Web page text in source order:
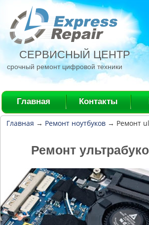
СЕРВИСНЫЙ ЦЕНТР
срочный ремонт цифровой техники
Главная Контакты
Главная → Ремонт ноутбуков → Ремонт
Ремонт